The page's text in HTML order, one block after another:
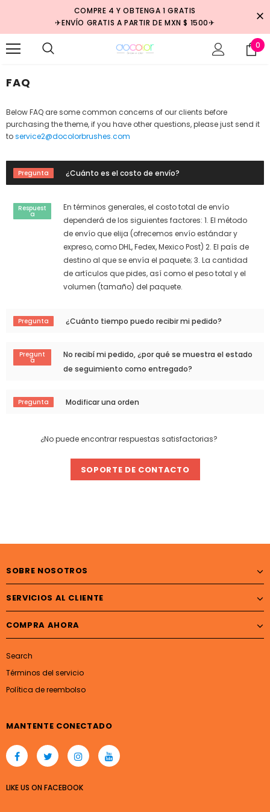
COMPRE 4 Y OBTENGA 1 GRATIS
✈ENVÍO GRATIS A PARTIR DE MXN $ 1500✈
0
FAQ
Below FAQ are some common concerns of our clients before
purchasing the theme, if you have other questions, please just send it
toservice2@docolorbrushes.com
¿Cuánto es el costo de envío?
En términos generales, el costo total de envío
dependerá de los siguientes factores: 1. El método
de envío que elija (ofrecemos envío estándar y
expreso, como DHL, Fedex, Mexico Post) 2. El país de
destino al que se envía el paquete; 3. La cantidad
de artículos que pides, así como el peso total y el
volumen (tamaño) del paquete.
¿Cuánto tiempo puedo recibir mi pedido?
No recibí mi pedido, ¿por qué se muestra el estado
de seguimiento como entregado?
Modificar una orden
¿No puede encontrar respuestas satisfactorias?
SOPORTE DE CONTACTO
SOBRE NOSOTROS
SERVICIOS AL CLIENTE
COMPRA AHORA
Search
Términos del servicio
Política de reembolso
MANTENTE CONECTADO
LIKE US ONFACEBOOK